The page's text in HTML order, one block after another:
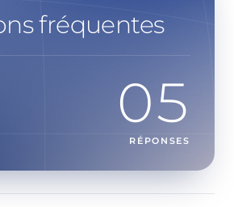
fréquentes
05
RÉPONSES